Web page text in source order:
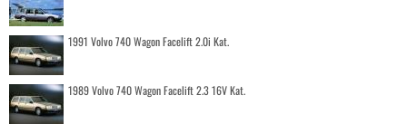
1991 Volvo 740 Wagon Facelift 2.0i Kat.
1989 Volvo 740 Wagon Facelift 2.3 16V Kat.